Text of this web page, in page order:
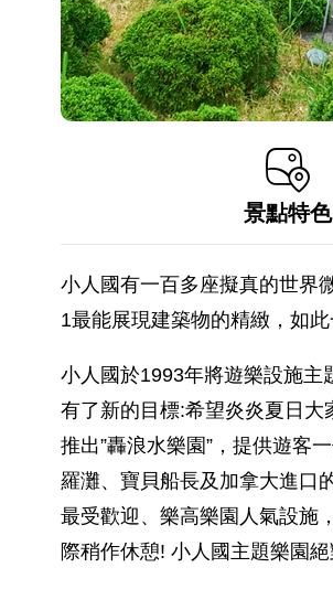
景點特色
小人國有一百多座擬真的世界
1最能展現建築物的精緻，如
小人國於1993年將遊樂設施主
有了新的目標:希望炎炎夏日
推出”轟浪水樂園”，提供遊客
羅灘、寶貝船長及加拿大進口
最受歡迎、樂高樂園人氣設施
際稍作休憩! 小人國主題樂園